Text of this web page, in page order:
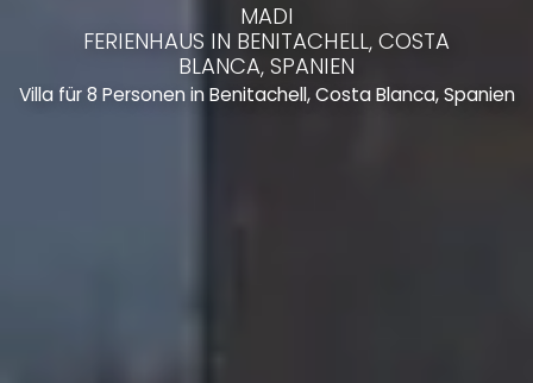
MADI
FERIENHAUS IN BENITACHELL, COSTA
BLANCA, SPANIEN
Villa für 8 Personen in Benitachell, Costa Blanca, Spanien